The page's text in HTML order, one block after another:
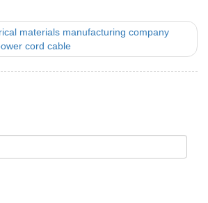
materials manufacturing company
cord cable